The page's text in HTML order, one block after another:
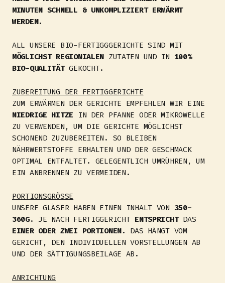
MINUTEN SCHNELL & UNKOMPLIZIERT ERWÄRMT
WERDEN.
ALL UNSERE BIO-FERTIGGGERICHTE SIND MIT
MÖGLICHST REGIONIALEN ZUTATEN UND IN 100%
BIO-QUALITÄTGEKOCHT.
ZUBEREITUNG DER FERTIGGERICHTE
ZUM ERWÄRMEN DER GERICHTE EMPFEHLEN WIR EINE
NIEDRIGE HITZE IN DER PFANNE ODER MIKROWELLE
ZU VERWENDEN, UM DIE GERICHTE MÖGLICHST
SCHONEND ZUZUBEREITEN. SO BLEIBEN
NÄHRWERTSTOFFE ERHALTEN UND DER GESCHMACK
OPTIMAL ENTFALTET. GELEGENTLICH UMRÜHREN, UM
EIN ANBRENNEN ZU VERMEIDEN.
PORTIONSGRÖSSE
UNSERE GLÄSER HABEN EINEN INHALT VON 350-
360G. JE NACH FERTIGGERICHT ENTSPRICHTDAS
EINER ODER ZWEI PORTIONEN. DAS HÄNGT VOM
GERICHT, DEN INDIVIDUELLEN VORSTELLUNGEN AB
UND DER SÄTTIGUNGSBEILAGE AB.
ANRICHTUNG